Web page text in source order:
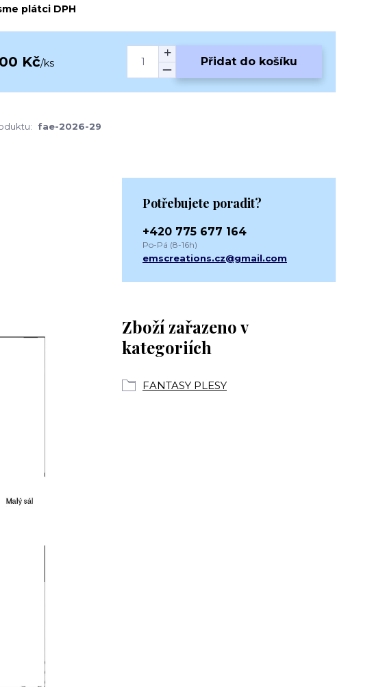
plátci DPH
Kč/ks Přidat do košíku
fae-2026-29
Zboží zařazeno v
kategoriích
FANTASY PLESY
Potřebujete poradit?
+420 775 677 164
Po-Pá (8-16h)
emscreations.cz@gmail.com